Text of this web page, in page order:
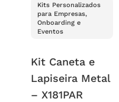
Kits Personalizados
para Empresas,
Onboarding e
Eventos
Kit Caneta e
Lapiseira Metal
– X181PAR